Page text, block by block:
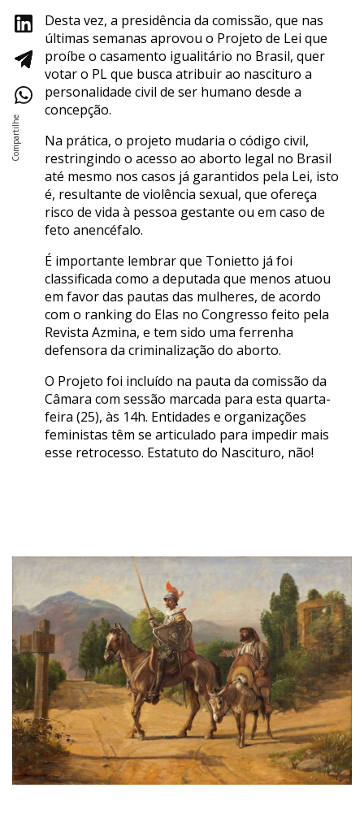
Desta vez, a presidência da comissão, que nas
últimas semanas aprovou o Projeto de Lei que
proíbe o casamento igualitário no Brasil, quer
votar o PL que busca atribuir ao nascituro a
personalidade civil de ser humano desde a
concepção.
Na prática, o projeto mudaria o código civil,
restringindo o acesso ao aborto legal no Brasil
até mesmo nos casos já garantidos pela Lei, isto
é, resultante de violência sexual, que ofereça
risco de vida à pessoa gestante ou em caso de
feto anencéfalo.
É importante lembrar que Tonietto já foi
classificada como a deputada que menos atuou
em favor das pautas das mulheres, de acordo
com o ranking do Elas no Congresso feito pela
Revista Azmina, e tem sido uma ferrenha
defensora da criminalização do aborto.
O Projeto foi incluído na pauta da comissão da
Câmara com sessão marcada para esta quarta-
feira (25), às 14h. Entidades e organizações
feministas têm se articulado para impedir mais
esse retrocesso. Estatuto do Nascituro, não!